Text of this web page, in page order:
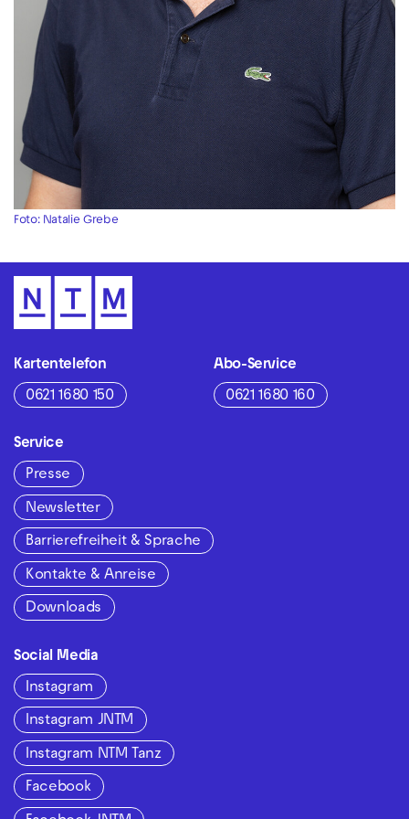
Foto: Natalie Grebe
Kartentelefon
0621 1680 150
Abo-Service
0621 1680 160
Service
Presse
Newsletter
Barrierefreiheit & Sprache
Kontakte & Anreise
Downloads
Social Media
Instagram
Instagram JNTM
Instagram NTM Tanz
Facebook